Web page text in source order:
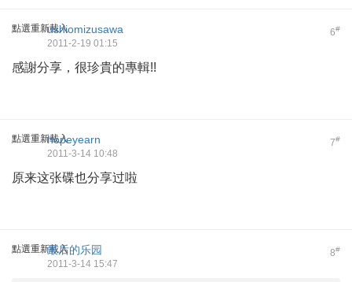
點選重新載入 6#
ushiomizusawa
2011-2-19 01:15
感謝分享，很珍貴的專輯!!
點選重新載入 7#
hopeyearn
2011-3-14 10:48
原来这张碟也分享过啦
點選重新載入 8#
最后的乐园
2011-3-14 15:47